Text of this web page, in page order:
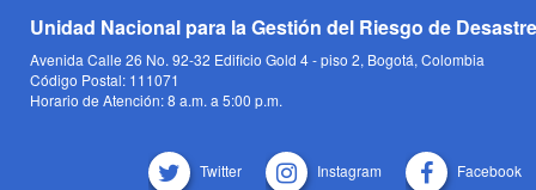
Unidad Nacional para la Gestión del Riesgo de
Avenida Calle 26 No. 92-32 Edificio Gold 4 - piso 2, Bogotá, Colombia
Código Postal: 111071
Horario de Atención: 8 a.m. a 5:00 p.m.
Twitter Instagram Facebook